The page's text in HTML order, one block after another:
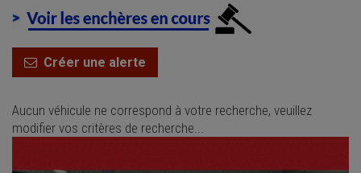
Créer une alerte
Aucun véhicule ne correspond à votre recherche, veuillez
modifier vos critères de recherche...